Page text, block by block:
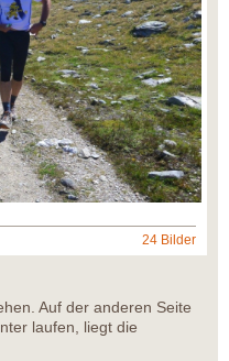
24 Bilder
Auf der anderen Seite
laufen, liegt die